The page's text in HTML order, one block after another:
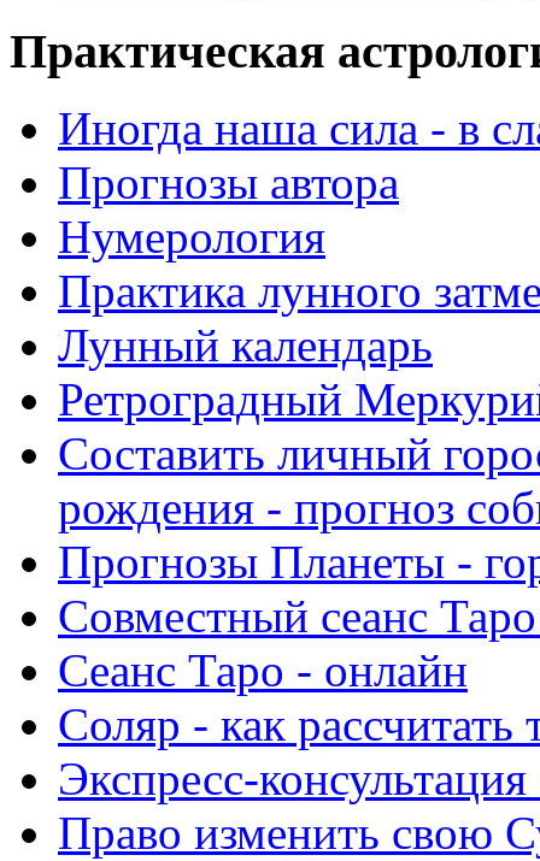
Практическая
Иногда наша сила - в
Прогнозы автора
Нумерология
Практика лунного
Лунный календарь
Ретроградный
Составить личный
рождения - прогноз
Прогнозы Планеты -
Совместный сеанс
Сеанс Таро - онлайн
Соляр - как
Экспресс-
Право изменить свою